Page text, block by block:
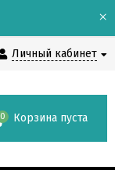
×
Личный кабинет
0 Корзина пуста